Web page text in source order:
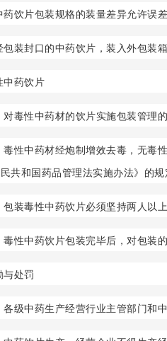
饮片包装规格的装量差异允许误差
装封口的中药饮片，装入外包装
中药饮片
对毒性中药材的饮片实施包装管理
毒性中药材经炮制增效去毒，无毒
共和国药品管理法实施办法》的规
装毒性中药饮片必须坚持两人以
性中药饮片包装完毕后，对包装
与处罚
各级中药生产经营行业主管部门和